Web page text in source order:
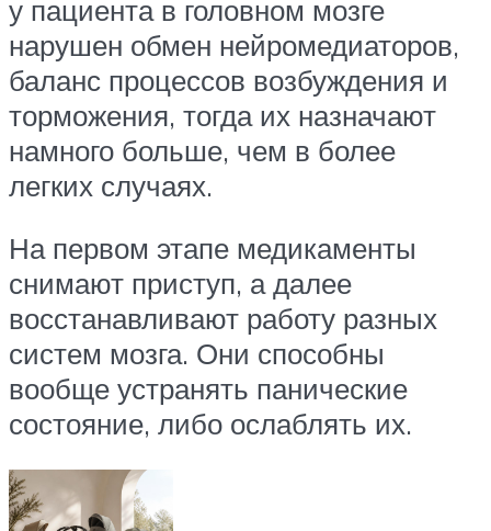
у пациента в головном мозге
нарушен обмен нейромедиаторов,
баланс процессов возбуждения и
торможения, тогда их назначают
намного больше, чем в более
легких случаях.
На первом этапе медикаменты
снимают приступ, а далее
восстанавливают работу разных
систем мозга. Они способны
вообще устранять панические
состояние, либо ослаблять их.